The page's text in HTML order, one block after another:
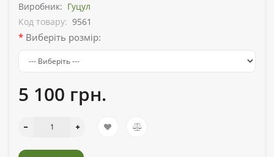
Виробник: Гуцул
Код товару: 9561
Виберіть розмір:
5 100 грн.